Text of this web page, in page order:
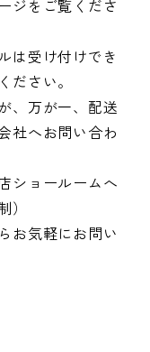
ジをご覧くださ
は受け付けでき
ださい。
、万が一、配送
社へお問い合わ
ショールームへ
お気軽にお問い